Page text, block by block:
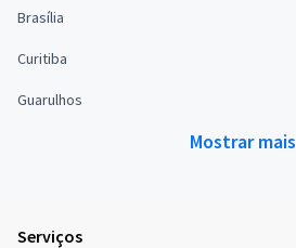
Brasília
Curitiba
Guarulhos
Mostrar mais
Serviços